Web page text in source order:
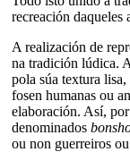
recreación daqueles
A realización de
na tradición lúdica.
pola súa textura
fosen humanas ou
elaboración. Así,
denominados
ou non guerreiros